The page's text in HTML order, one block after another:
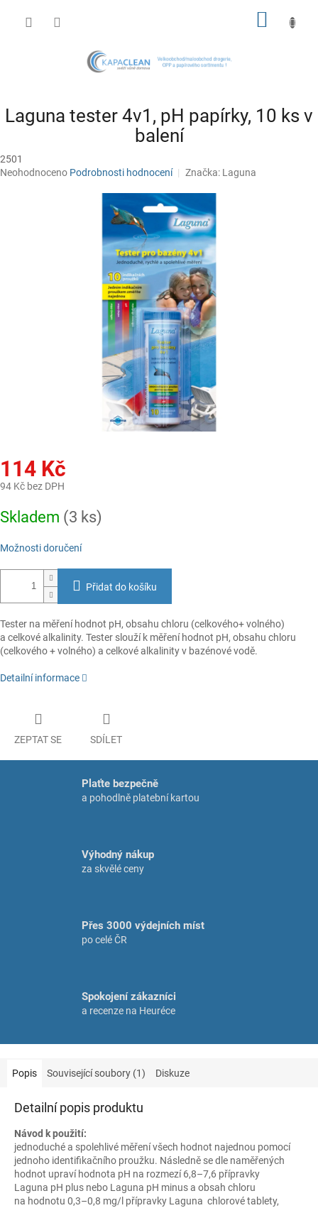
Laguna tester 4v1, pH papírky, 10 ks v
balení
2501
Průměrné
Neohodnoceno Podrobnosti hodnocení Značka: Laguna
114 Kč
94 Kč bez DPH
cena:
Skladem (3 ks)
Možnosti doručení
Přidat do košíku
Tester na měření hodnot pH, obsahu chloru (celkového+ volného)
a celkové alkalinity. Tester slouží k měření hodnot pH, obsahu chloru
(celkového + volného) a celkové alkalinity v bazénové vodě.
Detailní informace
ZEPTAT SE SDÍLET
Plaťte bezpečně
a pohodlně platební kartou
Výhodný nákup
za skvělé ceny
Přes 3000 výdejních míst
po celé ČR
Spokojení zákazníci
a recenze na Heuréce
Popis Související soubory (1) Diskuze
Detailní popis produktu
Návod k použití:
jednoduché a spolehlivé měření všech hodnot najednou pomocí
jednoho identifikačního proužku. Následně se dle naměřených
hodnot upraví hodnota pH na rozmezí 6,8–7,6 přípravky
Laguna pH plus nebo Laguna pH minus a obsah chloru
na hodnotu 0,3–0,8 mg/l přípravky Laguna chlorové tablety,